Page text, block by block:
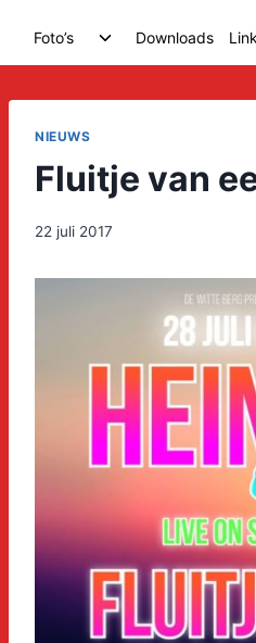
Foto’s
ToggleDownloads
NIEUWS
Fluitje van
22 juli 2017